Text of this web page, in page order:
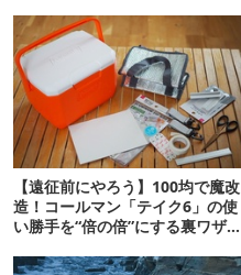
【遠征前にやろう】100均で魔改
造！コールマン「テイク6」の使
い勝手を“倍の倍”にする裏ワザ6